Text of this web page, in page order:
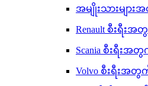
အမျိုးသားမျာ
Renault စီးရီ
Scania စီးရီး
Volvo စီးရီး